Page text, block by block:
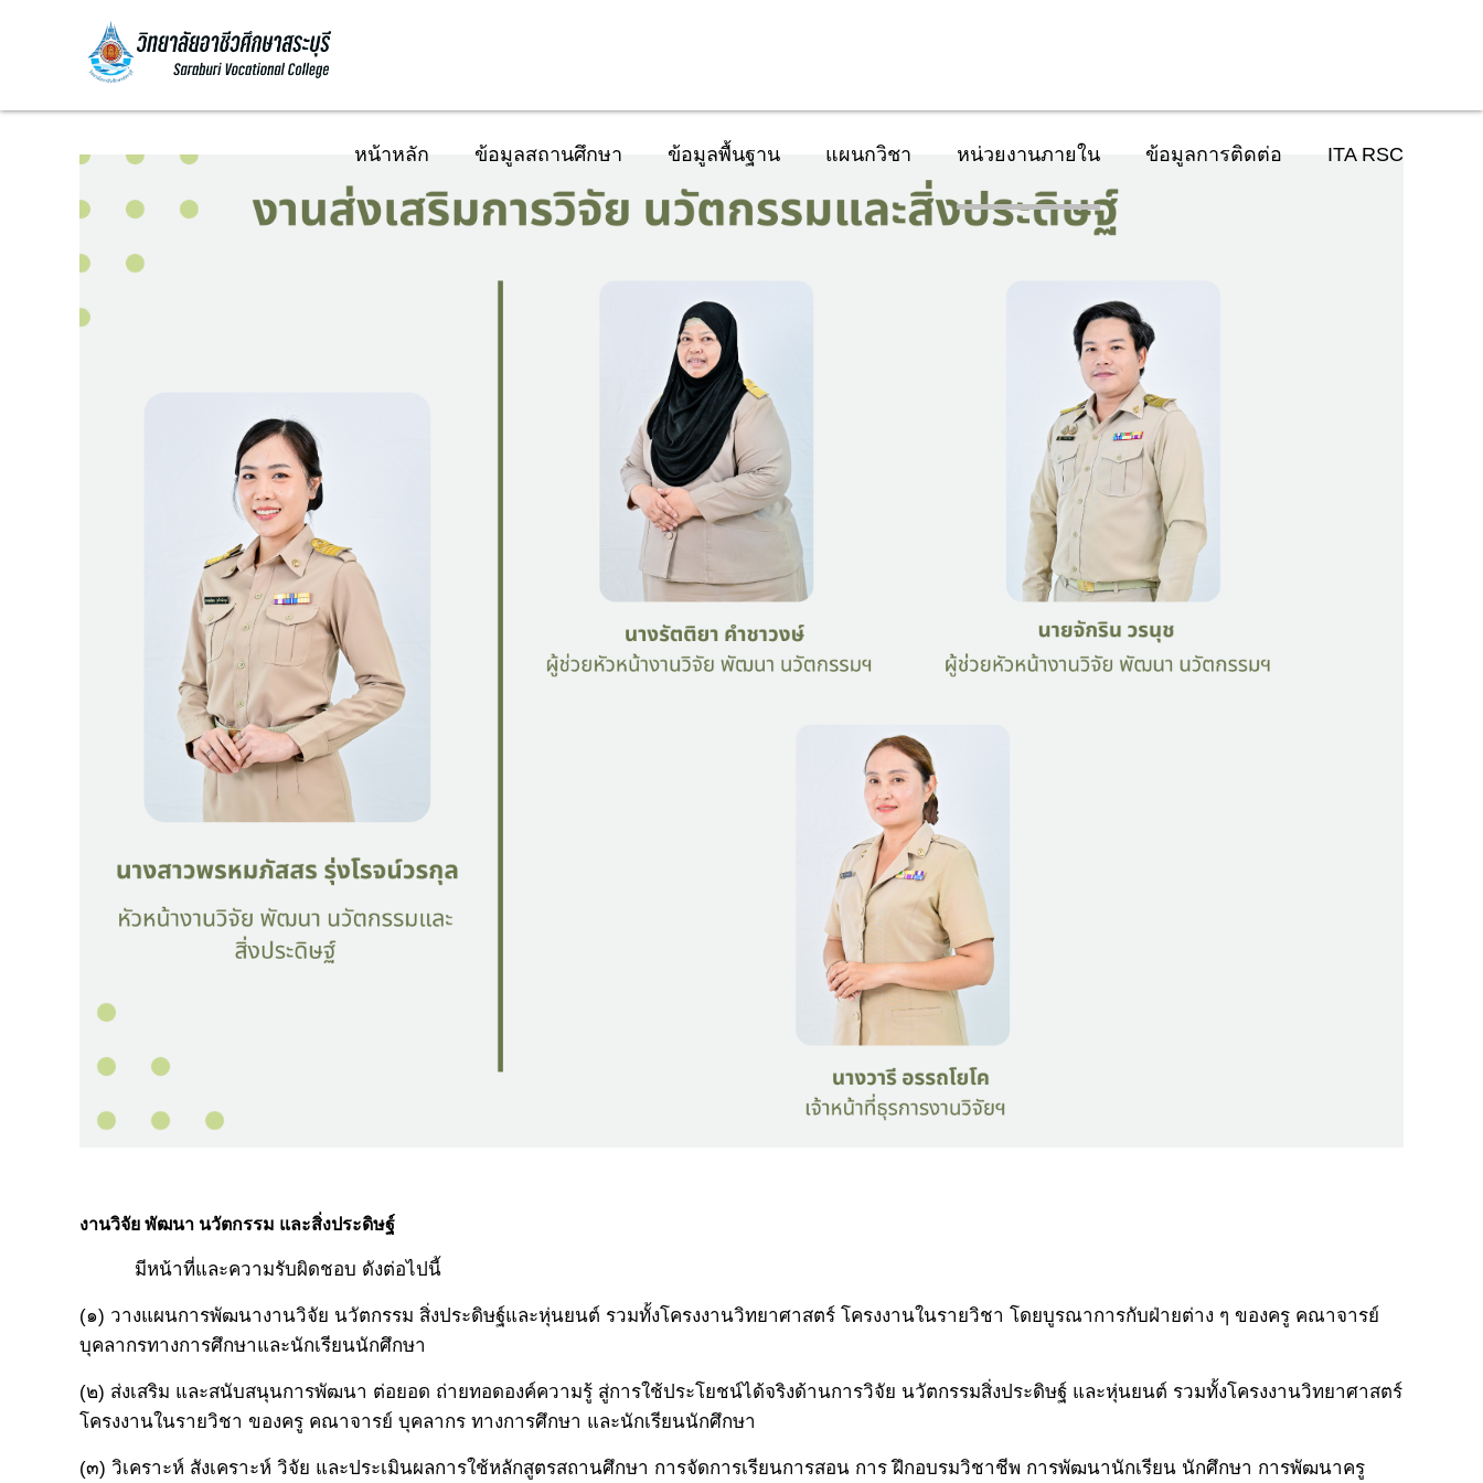
หน้าหลัก ข้อมูลสถานศึกษา ข้อมูลพื้นฐาน แผนกวิชา หน่วยงานภายใน ข้อมูลการติดต่อ ITA RSC
งานวิจัย พัฒนา นวัตกรรม และสิ่งประดิษฐ์
มีหน้าที่และความรับผิดชอบ ดังต่อไปนี้
(๑) วางแผนการพัฒนางานวิจัย นวัตกรรม สิ่งประดิษฐ์และหุ่นยนต์ รวมทั้งโครงงานวิทยาศาสตร์ โครงงานในรายวิชา โดยบูรณาการกับฝ่ายต่าง ๆ ของครู คณาจารย์
บุคลากรทางการศึกษาและนักเรียนนักศึกษา
(๒) ส่งเสริม และสนับสนุนการพัฒนา ต่อยอด ถ่ายทอดองค์ความรู้ สู่การใช้ประโยชน์ได้จริงด้านการวิจัย นวัตกรรมสิ่งประดิษฐ์ และหุ่นยนต์ รวมทั้งโครงงานวิทยาศาสตร์
โครงงานในรายวิชา ของครู คณาจารย์ บุคลากร ทางการศึกษา และนักเรียนนักศึกษา
(๓) วิเคราะห์ สังเคราะห์ วิจัย และประเมินผลการใช้หลักสูตรสถานศึกษา การจัดการเรียนการสอน การ ฝึกอบรมวิชาชีพ การพัฒนานักเรียน นักศึกษา การพัฒนาครู